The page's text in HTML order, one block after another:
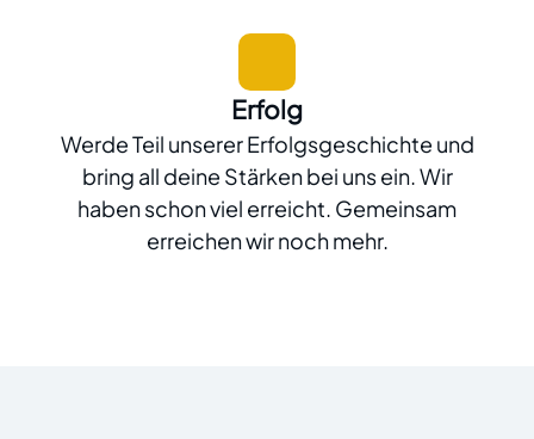
Erfolg
Werde Teil unserer Erfolgsgeschichte und
bring all deine Stärken bei uns ein. Wir
haben schon viel erreicht. Gemeinsam
erreichen wir noch mehr.